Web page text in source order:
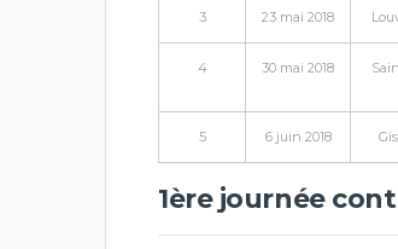
3 23 mai 2018
4 30 mai 2018
5 6 juin 2018
1ère journée